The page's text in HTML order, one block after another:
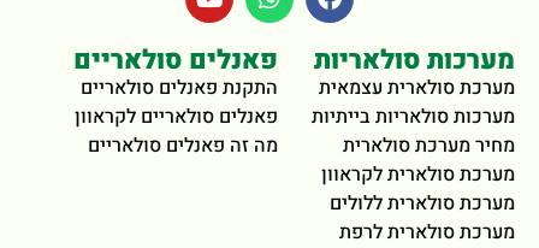
מערכות סולאריות
מערכת סולארית עצמאית
מערכות סולאריות בייתיות
מחיר מערכת סולארית
מערכת סולארית לקראוון
מערכת סולארית ללולים
מערכת סולארית לרפת
פאנלים סולאריים
התקנת פאנלים סולאריים
פאנלים סולאריים לקראוון
מה זה פאנלים סולאריים